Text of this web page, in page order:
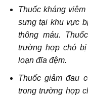
Thuốc kháng
sưng tại khu vực
thông máu.
trường hợp chó
loạn đĩa đệm.
Thuốc giảm đau
trong trường hợp